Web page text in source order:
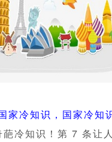
家冷知识，国家冷知
冷知识！第 7 条让